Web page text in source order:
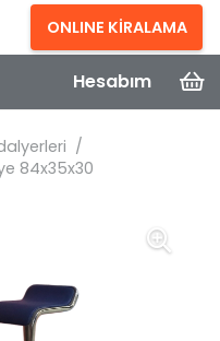
ONLINE KİRALAMA
Hesabım
/
84x35x30